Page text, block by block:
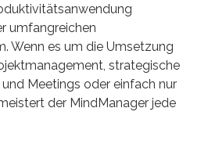
umfangreichen
Wenn es um die Umsetzung
strategische
Meetings oder einfach nur
der MindManager jede